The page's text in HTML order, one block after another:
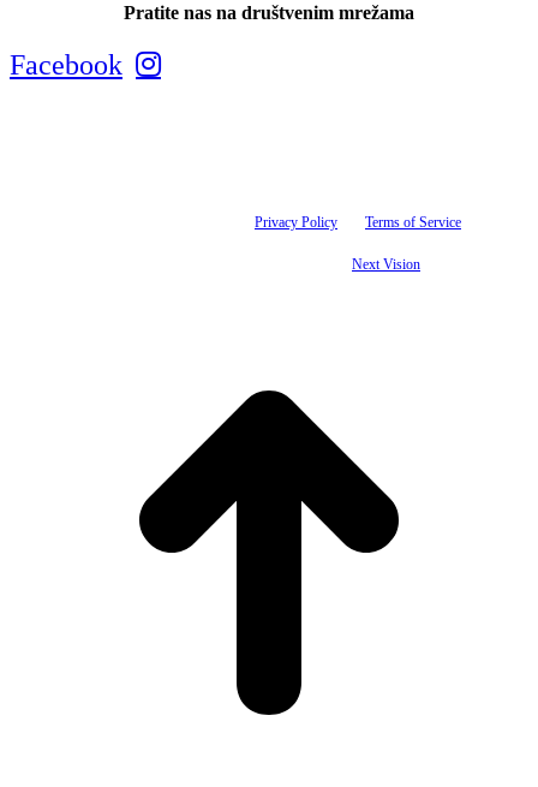
Pratite nas na društvenim mrežama
Facebook
Privacy Policy Terms of Service
Next Vision